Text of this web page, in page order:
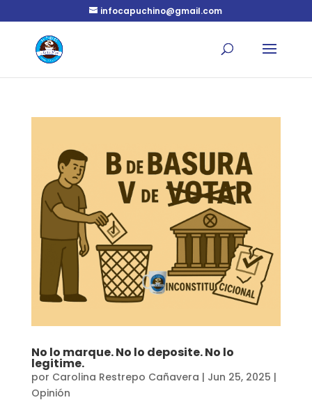
infocapuchino@gmail.com
No lo marque. No lo deposite. No lo
legitime.
por Carolina Restrepo Cañavera | Jun 25, 2025 |
Opinión